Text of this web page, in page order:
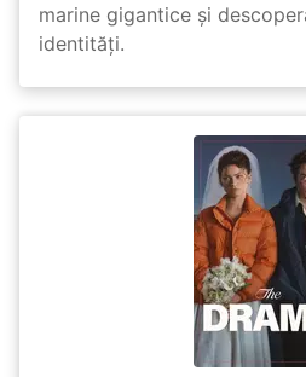
marine gigantice și
identități.